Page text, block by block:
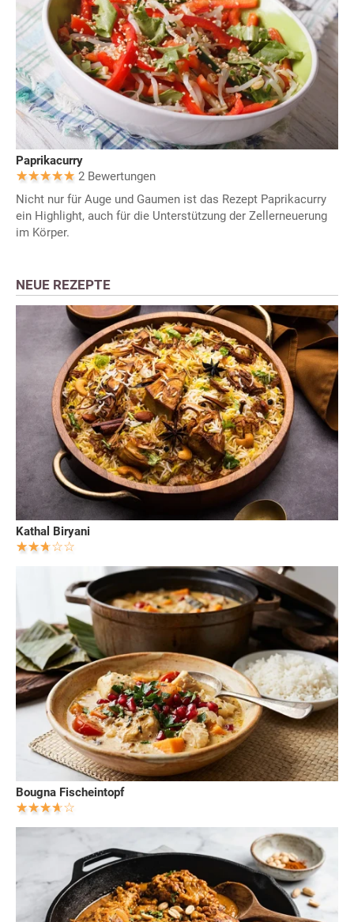
Paprikacurry
2 Bewertungen
Nicht nur für Auge und Gaumen ist das Rezept Paprikacurry
ein Highlight, auch für die Unterstützung der Zellerneuerung
im Körper.
NEUE REZEPTE
Kathal Biryani
Bougna Fischeintopf